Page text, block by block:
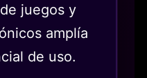
juegos y
amplía
de uso.